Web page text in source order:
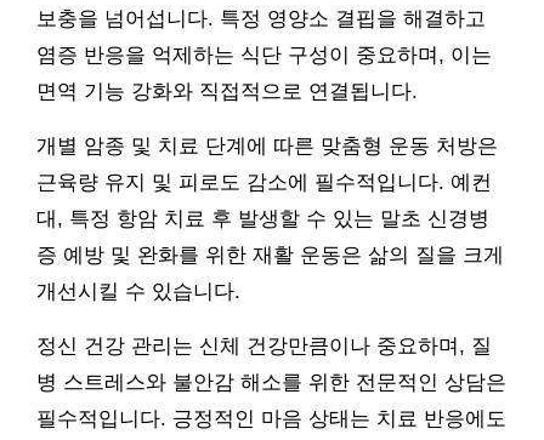
보충을 넘어섭니다. 특정 영양소 결핍을 해결하고
염증 반응을 억제하는 식단 구성이 중요하며, 이는
면역 기능 강화와 직접적으로 연결됩니다.
개별 암종 및 치료 단계에 따른 맞춤형 운동 처방은
근육량 유지 및 피로도 감소에 필수적입니다. 예컨
대, 특정 항암 치료 후 발생할 수 있는 말초 신경병
증 예방 및 완화를 위한 재활 운동은 삶의 질을 크게
개선시킬 수 있습니다.
정신 건강 관리는 신체 건강만큼이나 중요하며, 질
병 스트레스와 불안감 해소를 위한 전문적인 상담은
필수적입니다. 긍정적인 마음 상태는 치료 반응에도